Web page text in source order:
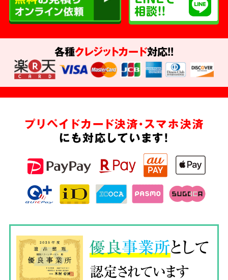
各種クレジットカード対応!!
プリペイドカード決済・スマホ決済
にも対応しています!
優良事業所として
認定されています